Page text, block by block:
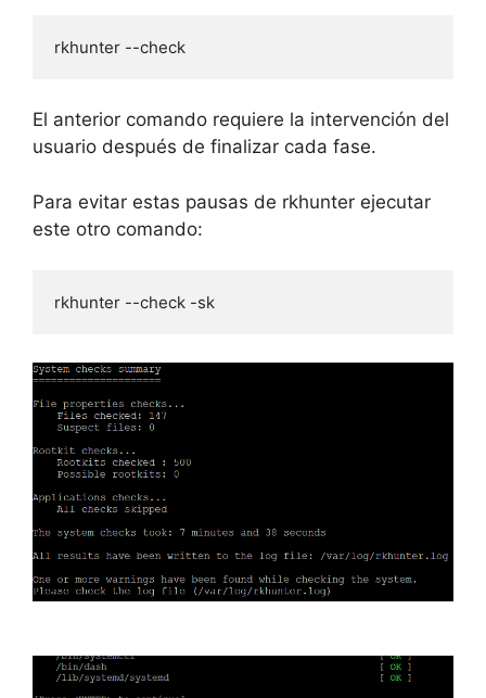
rkhunter --check
El anterior comando requiere la intervención del
usuario después de finalizar cada fase.
Para evitar estas pausas de rkhunter ejecutar
este otro comando:
rkhunter --check -sk